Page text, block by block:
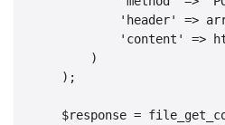
'header' =>
'content' =>
        )
    );
$response =